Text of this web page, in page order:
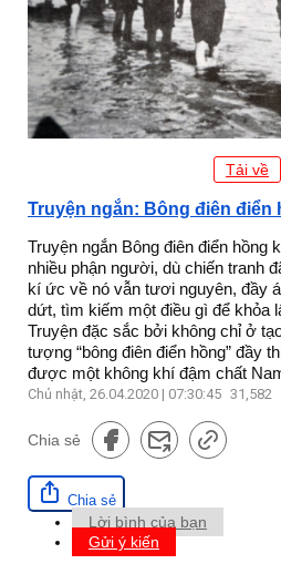
Tải về
Truyện ngắn: Bông điên điển
Truyện ngắn Bông điên điển hồng
nhiều phận người, dù chiến tranh
kí ức về nó vẫn tươi nguyên, đầy
dứt, tìm kiếm một điều gì để khỏa
Truyện đặc sắc bởi không chỉ ở
tượng “bông điên điển hồng” đầy
được một không khí đậm chất
Chủ nhật, 26.04.2020 | 07:30:45 31,582
Chia sẻ
Chia sẻ
Lời bình của bạn
Gửi ý kiến